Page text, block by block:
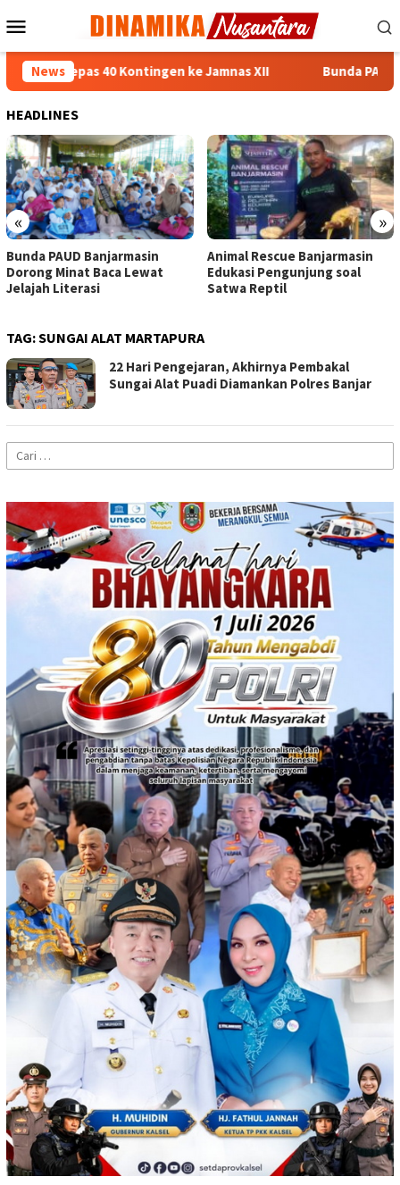
ke
Mobile
News
Lepas 40 Kontingen ke Jamnas XII Bunda PAUD
HEADLINES
« »
Bunda PAUD Banjarmasin
Dorong Minat Baca Lewat
Jelajah Literasi
Animal Rescue Banjarmasin
Edukasi Pengunjung soal
Satwa Reptil
TAG:SUNGAI ALAT MARTAPURA
22 Hari Pengejaran, Akhirnya Pembakal
Sungai Alat Puadi Diamankan Polres Banjar
Cari
untuk: